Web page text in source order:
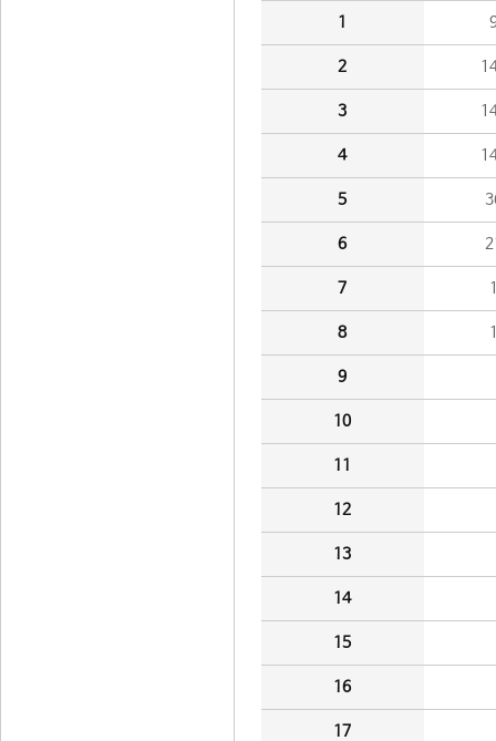
1
2
3
4
5
6
7
8
9
10
11
12
13
14
15
16
17